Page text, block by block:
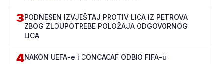
3PODNESEN IZVJEŠTAJ PROTIV LICA IZ PETROVA
ZBOG ZLOUPOTREBE POLOŽAJA ODGOVORNOG
LICA
4NAKON UEFA-e i CONCACAF ODBIO FIFA-u